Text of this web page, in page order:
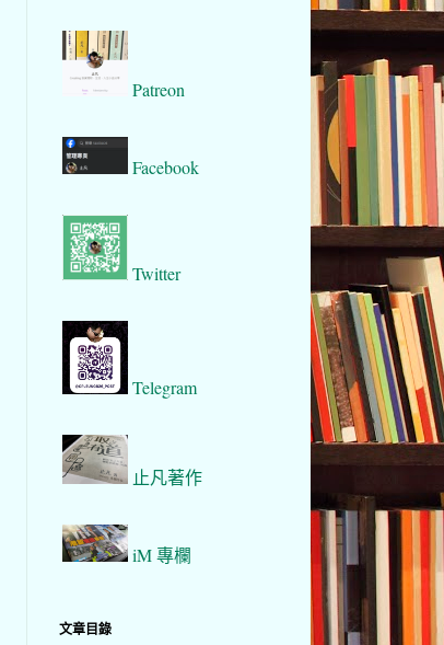
Patreon
Facebook
Twitter
Telegram
止凡著作
iM 專欄
文章目錄